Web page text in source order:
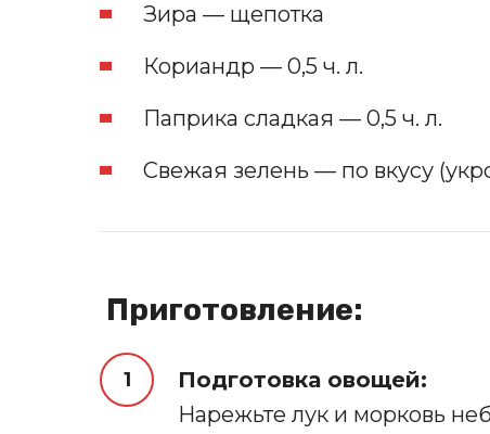
Зира — щепотка
Кориандр — 0,5 ч. л.
Паприка сладкая — 0,5 ч. л.
Свежая зелень — по вкусу
‍ Приготовление:
Подготовка овощей:
Нарежьте лук и морковь